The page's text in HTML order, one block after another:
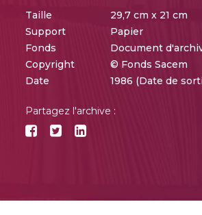
Taille
29,7 cm x 21 cm
Support
Papier
Fonds
Document
Copyright
© Fonds Sacem
Date
1986 (Date de
Partagez l'archive :